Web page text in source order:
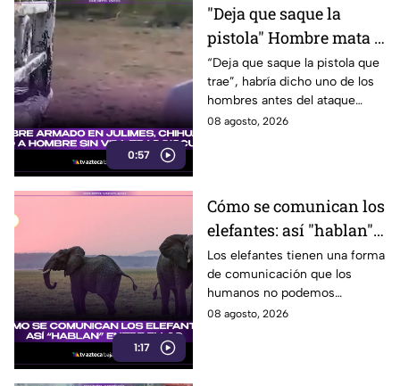
0:57
"Deja que saque la
pistola" Hombre mata a
padre y hiere a su hijo
por supuestamente
invador un camino
“Deja que saque la pistola que
trae”, habría dicho uno de los
hombres antes del ataque
armado en Julimes, Chihuahua
08 agosto, 2026
1:17
Cómo se comunican los
elefantes: así "hablan"
entre ellos
Los elefantes tienen una forma
de comunicación que los
humanos no podemos
escuchar, ellos “hablan” de una
08 agosto, 2026